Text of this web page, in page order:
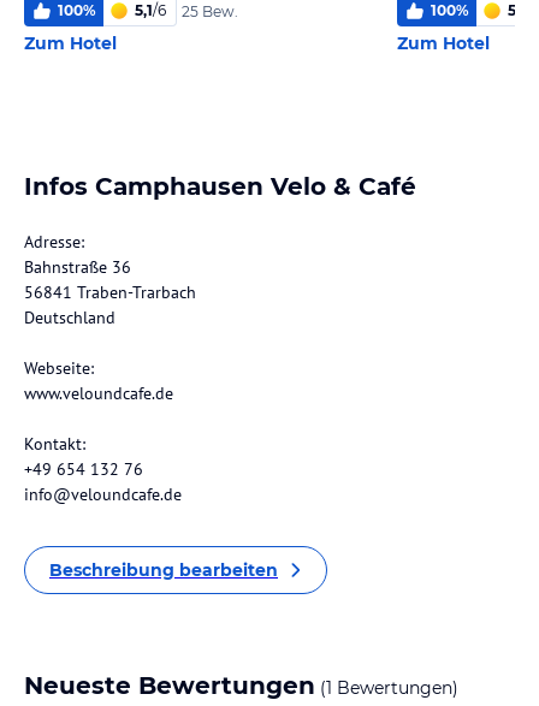
100% 5,1/6 25 Bew.
Zum Hotel
100% 5,6
Zum Hotel
Infos Camphausen Velo & Café
Adresse:
Bahnstraße 36
56841 Traben-Trarbach
Deutschland
Webseite:
www.veloundcafe.de
Kontakt:
+49 654 132 76
info@veloundcafe.de
Beschreibung bearbeiten
Neueste Bewertungen (1 Bewertungen)